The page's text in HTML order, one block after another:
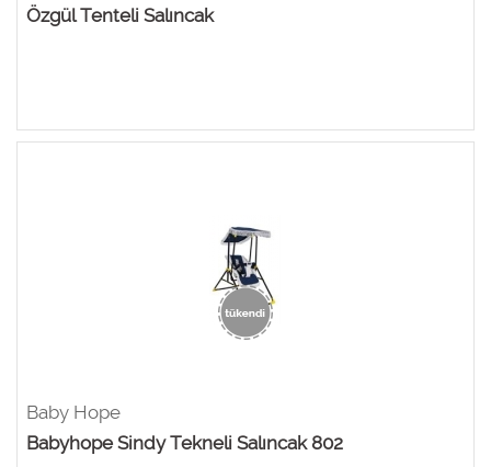
Özgül Tenteli Salıncak
Baby Hope
Babyhope Sindy Tekneli Salıncak 802